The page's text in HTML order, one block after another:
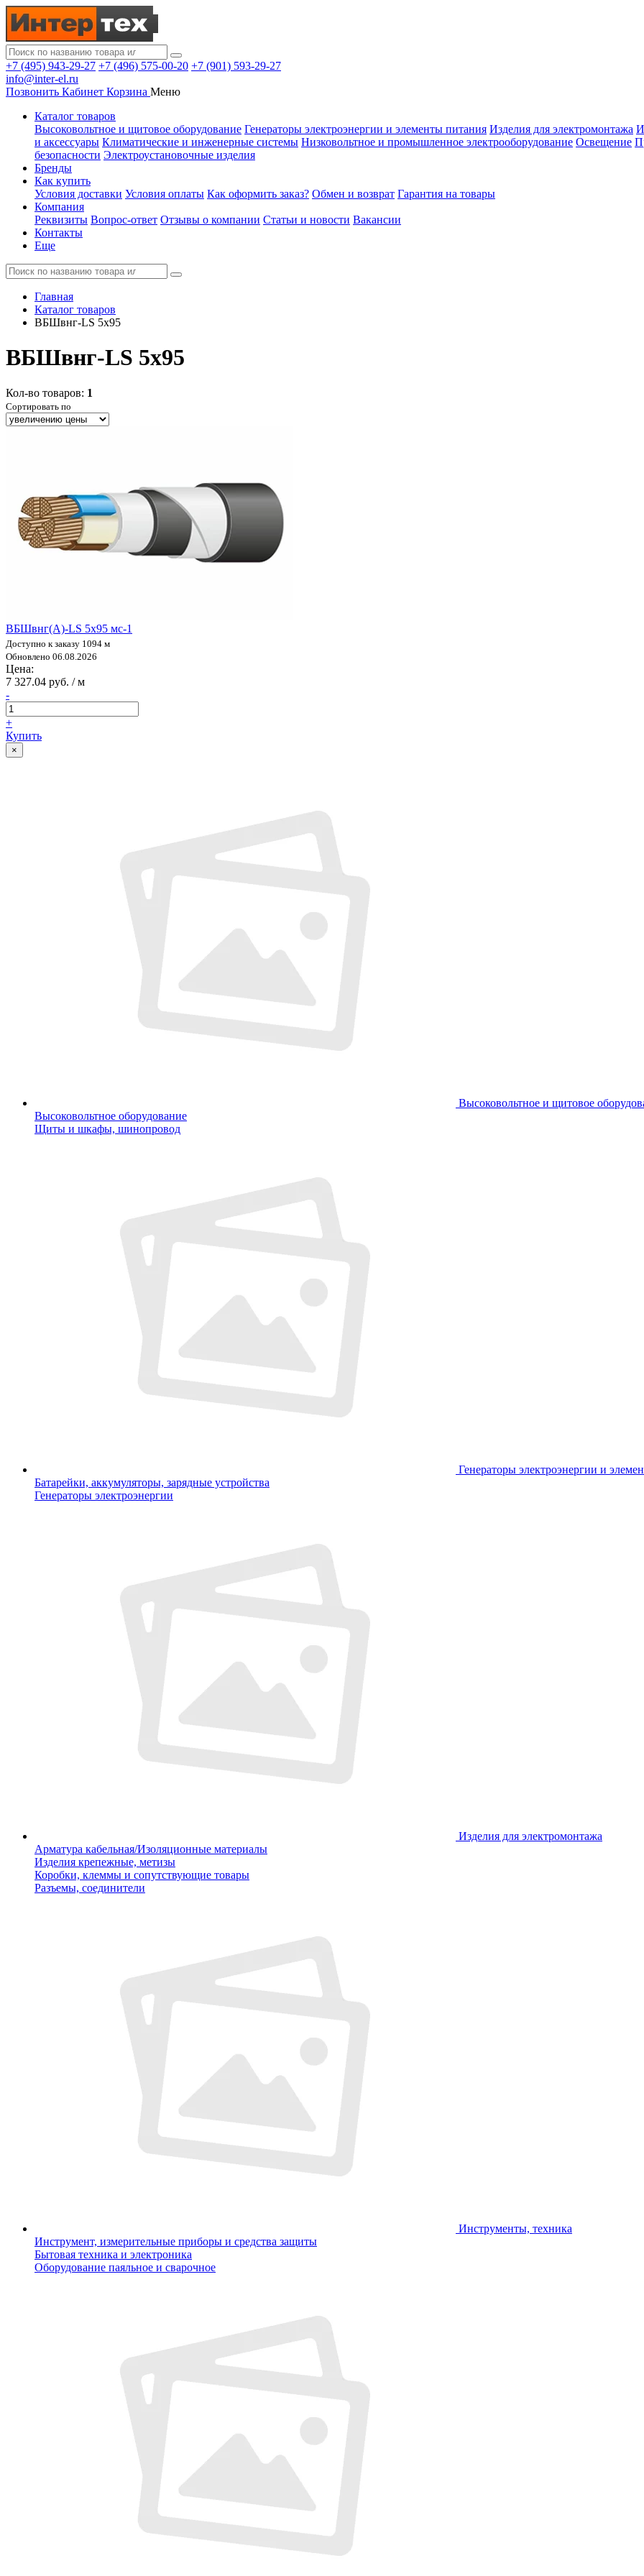
+7 (495) 943-29-27 +7 (496) 575-00-20 +7 (901) 593-29-27
info@inter-el.ru
Позвонить Кабинет Корзина Меню
Каталог товаров
Высоковольтное и щитовое оборудование Генераторы электроэнергии и элементы питания Изделия для электромонтажа
и аксессуары Климатические и инженерные системы Низковольтное и промышленное электрооборудование Освещение
безопасности Электроустановочные изделия
Бренды
Как купить
Условия доставки Условия оплаты Как оформить заказ? Обмен и возврат Гарантия на товары
Компания
Реквизиты Вопрос-ответ Отзывы о компании Статьи и новости Вакансии
Контакты
Еще
Главная
Каталог товаров
ВБШвнг-LS 5x95
ВБШвнг-LS 5x95
Кол-во товаров: 1
Сортировать по
ВБШвнг(А)-LS 5х95 мс-1
Доступно к заказу 1094 м
Обновлено 06.08.2026
Цена:
7 327.04 руб. / м
-
+
Купить
×
Высоковольтное и щитовое
Высоковольтное оборудование
Щиты и шкафы, шинопровод
Генераторы электроэнергии и
Батарейки, аккумуляторы, зарядные устройства
Генераторы электроэнергии
Изделия для электромонтажа
Арматура кабельная/Изоляционные материалы
Изделия крепежные, метизы
Коробки, клеммы и сопутствующие товары
Разъемы, соединители
Инструменты, техника
Инструмент, измерительные приборы и средства защиты
Бытовая техника и электроника
Оборудование паяльное и сварочное